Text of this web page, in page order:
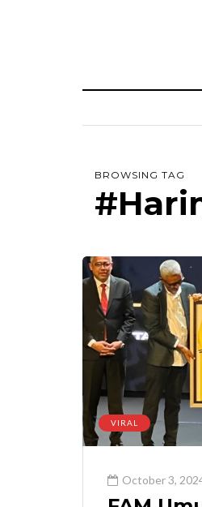
BROWSING TAG
VIRAL
October 3,